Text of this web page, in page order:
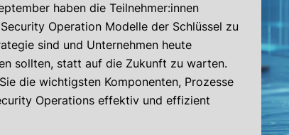
haben die Teilnehmer:innen
Operation Modelle der Schlüssel zu
sind und Unternehmen heute
sollten, statt auf die Zukunft zu warten.
die wichtigsten Komponenten, Prozesse
Operations effektiv und effizient